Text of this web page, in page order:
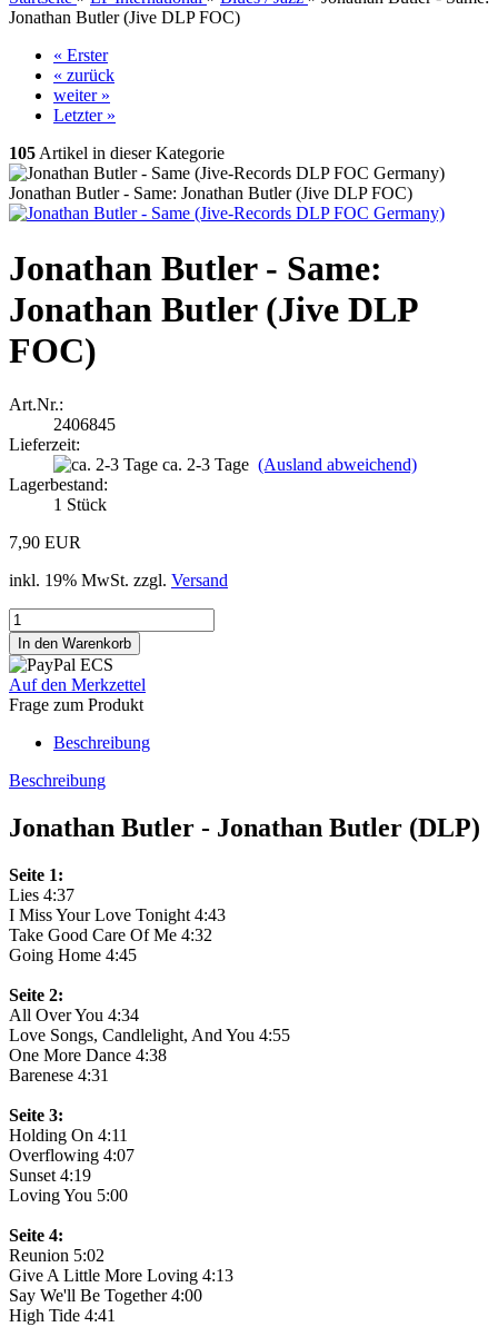
Jonathan Butler (Jive DLP FOC)
« Erster
« zurück
weiter »
Letzter »
105Artikel in dieser Kategorie
Jonathan Butler - Same: Jonathan Butler (Jive DLP FOC)
Jonathan Butler - Same:
Jonathan Butler (Jive DLP
FOC)
Art.Nr.:
2406845
Lieferzeit:
ca. 2-3 Tage (Ausland abweichend)
Lagerbestand:
1 Stück
7,90 EUR
inkl. 19% MwSt. zzgl. Versand
Auf den Merkzettel
Frage zum Produkt
Beschreibung
Beschreibung
Jonathan Butler - Jonathan Butler (DLP)
Seite 1:
Lies 4:37
I Miss Your Love Tonight 4:43
Take Good Care Of Me 4:32
Going Home 4:45
Seite 2:
All Over You 4:34
Love Songs, Candlelight, And You 4:55
One More Dance 4:38
Barenese 4:31
Seite 3:
Holding On 4:11
Overflowing 4:07
Sunset 4:19
Loving You 5:00
Seite 4:
Reunion 5:02
Give A Little More Loving 4:13
Say We'll Be Together 4:00
High Tide 4:41